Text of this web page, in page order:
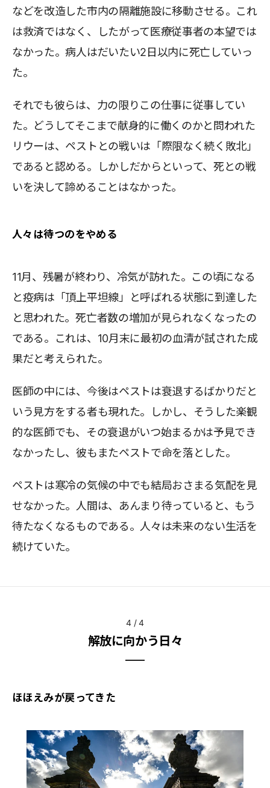
などを改造した市内の隔離施設に移動させる。これ
は救済ではなく、したがって医療従事者の本望では
なかった。病人はだいたい2日以内に死亡していっ
た。
それでも彼らは、力の限りこの仕事に従事してい
た。どうしてそこまで献身的に働くのかと問われた
リウーは、ペストとの戦いは「際限なく続く敗北」
であると認める。しかしだからといって、死との戦
いを決して諦めることはなかった。
人々は待つのをやめる
11月、残暑が終わり、冷気が訪れた。この頃になる
と疫病は「頂上平坦線」と呼ばれる状態に到達した
と思われた。死亡者数の増加が見られなくなったの
である。これは、10月末に最初の血清が試された成
果だと考えられた。
医師の中には、今後はペストは衰退するばかりだと
いう見方をする者も現れた。しかし、そうした楽観
的な医師でも、その衰退がいつ始まるかは予見でき
なかったし、彼もまたペストで命を落とした。
ペストは寒冷の気候の中でも結局おさまる気配を見
せなかった。人間は、あんまり待っていると、もう
待たなくなるものである。人々は未来のない生活を
続けていた。
4/4
解放に向かう日々
ほほえみが戻ってきた